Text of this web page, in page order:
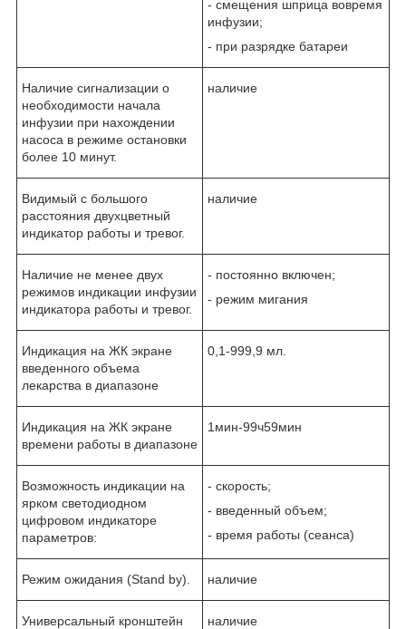
- смещения шприца вовремя
инфузии;
- при разрядке батареи
Наличие сигнализации о
необходимости начала
инфузии при нахождении
насоса в режиме остановки
более 10 минут.
наличие
Видимый с большого
расстояния двухцветный
индикатор работы и тревог.
наличие
Наличие не менее двух
режимов индикации инфузии
индикатора работы и тревог.
- постоянно включен;
- режим мигания
Индикация на ЖК экране
введенного объема
лекарства в диапазоне
0,1-999,9 мл.
Индикация на ЖК экране
времени работы в диапазоне
1мин-99ч59мин
Возможность индикации на
ярком светодиодном
цифровом индикаторе
параметров:
- скорость;
- введенный объем;
- время работы (сеанса)
Режим ожидания (Stand by). наличие
Универсальный кронштейн
наличие